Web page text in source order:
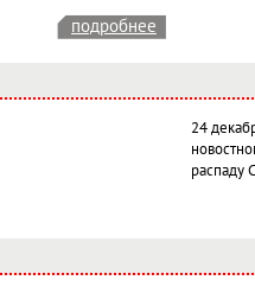
подробнее
24
распаду